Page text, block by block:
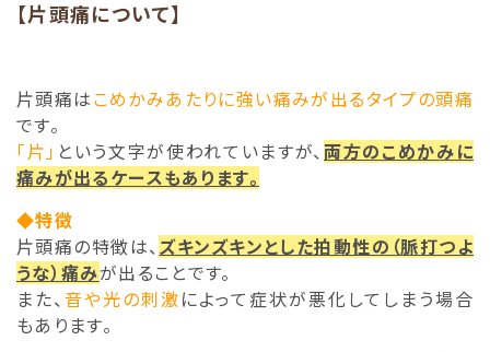
【片頭痛について】
片頭痛はこめかみあたりに強い痛みが出るタイプの頭痛
です。
「片」 という文字が使われていますが、 両方のこめかみに
痛みが出るケースもあります。
◆特徴
片頭痛の特徴は、 ズキンズキンとした拍動性の（脈打つよ
うな）痛みが出ることです。
また、 音や光の刺激によって症状が悪化してしまう場合
もあります。